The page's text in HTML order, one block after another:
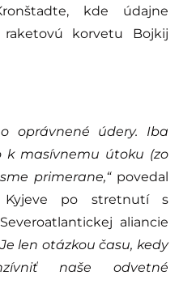
kde údajne
raketovú korvetu Bojkij
oprávnené údery. Iba
k masívnemu útoku (zo
primerane,“povedal
Kyjeve po stretnutí s
aliancie
len otázkou času, kedy
naše odvetné